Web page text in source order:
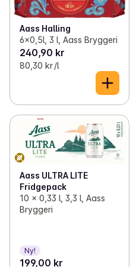
Aass Halling
6x0,5l, 3 l, Aass Bryggeri
240,90 kr
80,30 kr /l
Aass ULTRA LITE
Fridgepack
10 x 0,33 l, 3,3 l, Aass
Bryggeri
Ny!
199,00 kr